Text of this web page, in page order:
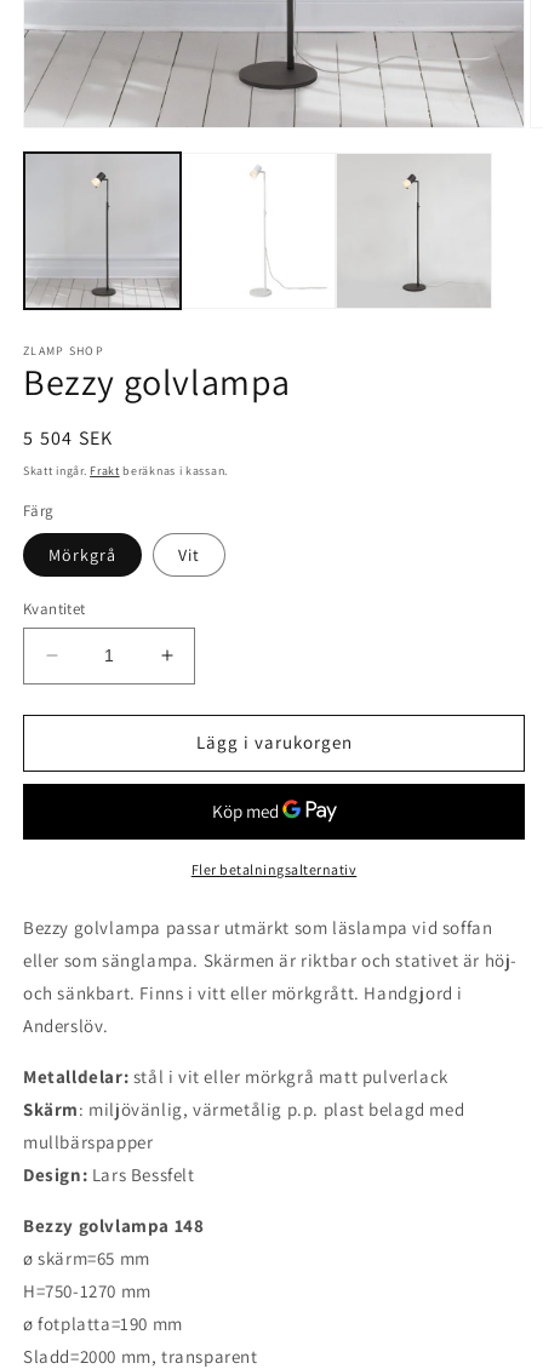
mediet
modalfönster
ZLAMP SHOP
Bezzy golvlampa
Ordinarie
pris
5 504 SEK
Skatt ingår. Frakt beräknas i kassan.
Färg
Mörkgrå Vit
Kvantitet
Minska
kvantitet
för
golvlampa
Öka
kvantitet
för
Bezzy
golvlampa
Lägg i varukorgen
Fler betalningsalternativ
Bezzy golvlampa passar utmärkt som läslampa vid soffan
eller som sänglampa. Skärmen är riktbar och stativet är höj-
och sänkbart. Finns i vitt eller mörkgrått. Handgjord i
Anderslöv.
Metalldelar: stål i vit eller mörkgrå matt pulverlack
Skärm: miljövänlig, värmetålig p.p. plast belagd med
mullbärspapper
Design: Lars Bessfelt
Bezzy golvlampa 148
ø skärm=65 mm
H=750-1270 mm
ø fotplatta=190 mm
Sladd=2000 mm, transparent